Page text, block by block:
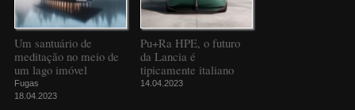
Um santuário de
meditação no meio de
um lago imóvel
Fugas
18.04.2023
Pu+Ra HPE, o futuro
da Lancia é
tipicamente italiano
14.04.2023